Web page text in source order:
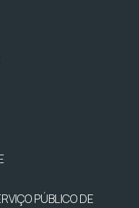
PÚBLICO DE